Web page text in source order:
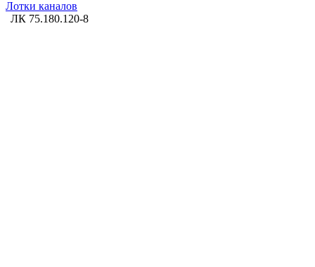
Лотки каналов
ЛК 75.180.120-8